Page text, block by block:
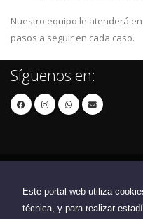
Este portal web utiliza
técnica, y para realizar
Nuestro equipo le atenderá
pasos a seguir en cada caso.
Síguenos en: